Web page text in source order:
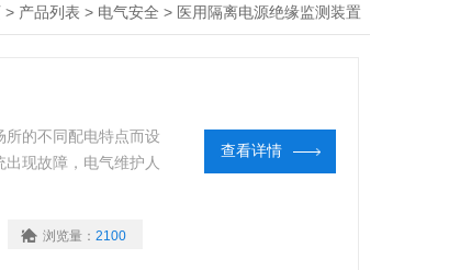
> 产品列表 > 电气安全 > 医用隔离电源绝缘监测装置
的不同配电特点而设
现故障，电气维护人
浏览量： 2100
查看详情